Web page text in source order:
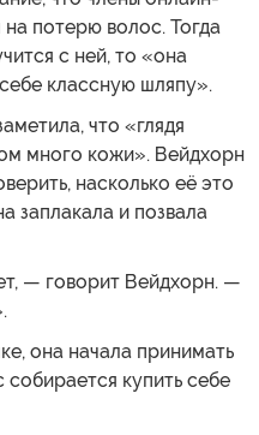
потерю волос. Тогда
с ней, то «она
классную шляпу».
что «глядя
много кожи». Вейдхорн
насколько её это
заплакала и позвала
— говорит Вейдхорн. —
она начала принимать
собирается купить себе